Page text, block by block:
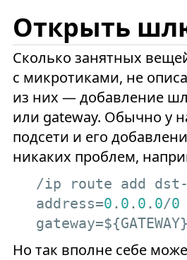
Открыть
Сколько занятных
с микротиками, не
из них — добавление
или gateway. Обычно у
подсети и его
никаких проблем,
/ip route add dst-
address=0 . 0 . 0 . 0/0
gateway=${GATEWAY}
Но так вполне себе